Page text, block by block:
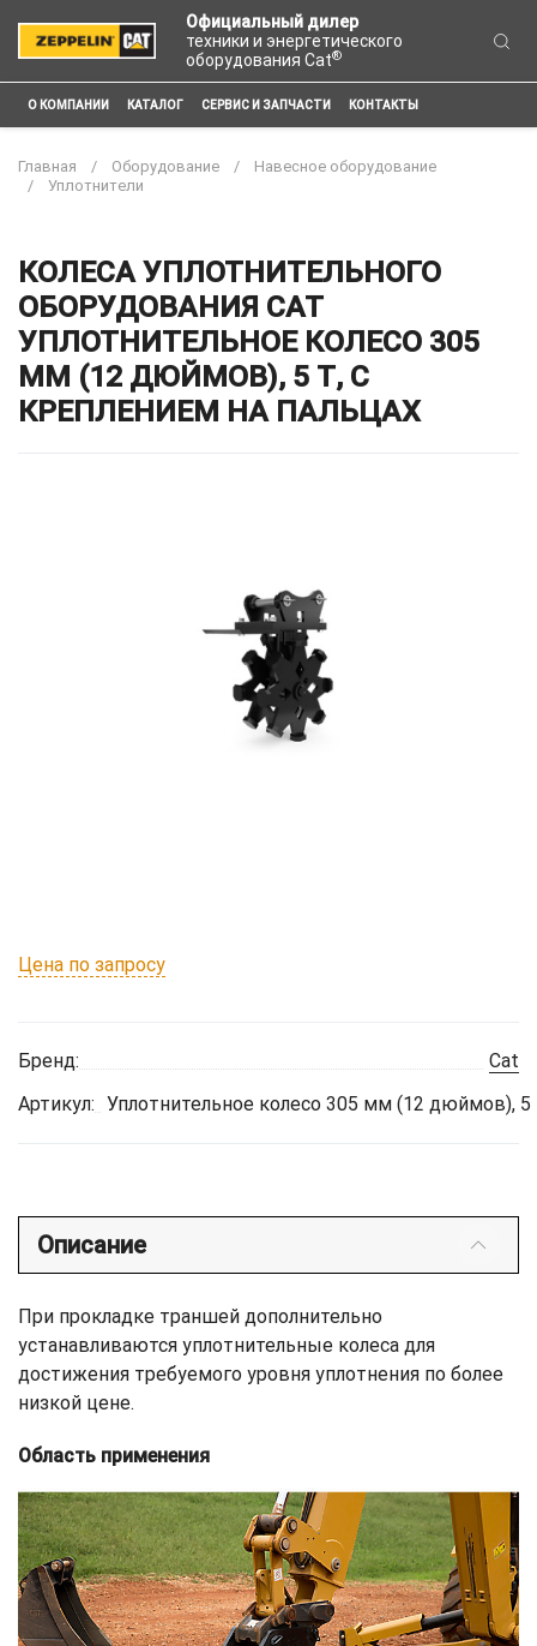
Официальный дилер
техники и энергетического
оборудования Cat®
О КОМПАНИИ КАТАЛОГ СЕРВИС И ЗАПЧАСТИ КОНТАКТЫ
Главная Оборудование
Навесное оборудование
Уплотнители
КОЛЕСА УПЛОТНИТЕЛЬНОГО
ОБОРУДОВАНИЯ CAT
УПЛОТНИТЕЛЬНОЕ КОЛЕСО 305
ММ (12 ДЮЙМОВ), 5 Т, С
КРЕПЛЕНИЕМ НА ПАЛЬЦАХ
Цена по запросу
Бренд:
Cat
Артикул: Уплотнительное колесо 305 мм (12 дюймов), 5
Описание
При прокладке траншей дополнительно
устанавливаются уплотнительные колеса для
достижения требуемого уровня уплотнения по более
низкой цене.
Область применения